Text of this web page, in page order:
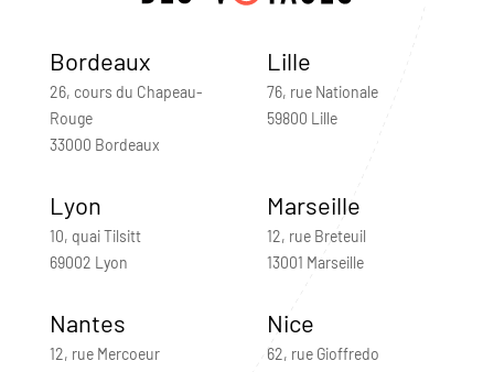
Bordeaux
26, cours du Chapeau-
Rouge
33000 Bordeaux
Lille
76, rue Nationale
59800 Lille
Lyon
10, quai Tilsitt
69002 Lyon
Marseille
12, rue Breteuil
13001 Marseille
Nantes
12, rue Mercoeur
Nice
62, rue Gioffredo